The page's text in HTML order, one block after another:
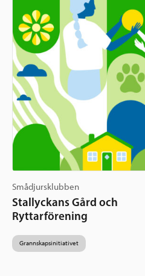
Smådjursklubben
Stallyckans Gård och
Ryttarförening
Grannskapsinitiativet